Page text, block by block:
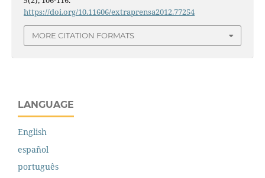
https://doi.org/10.11606/extraprensa2012.77254
MORE CITATION FORMATS
LANGUAGE
English
español
português